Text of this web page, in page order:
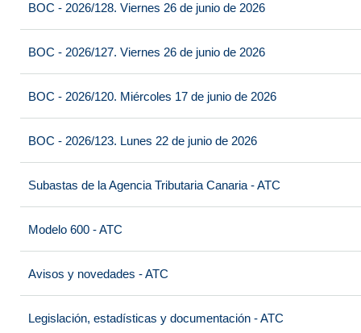
BOC - 2026/128. Viernes 26 de junio de 2026
BOC - 2026/127. Viernes 26 de junio de 2026
BOC - 2026/120. Miércoles 17 de junio de 2026
BOC - 2026/123. Lunes 22 de junio de 2026
Subastas de la Agencia Tributaria Canaria - ATC
Modelo 600 - ATC
Avisos y novedades - ATC
Legislación, estadísticas y documentación - ATC